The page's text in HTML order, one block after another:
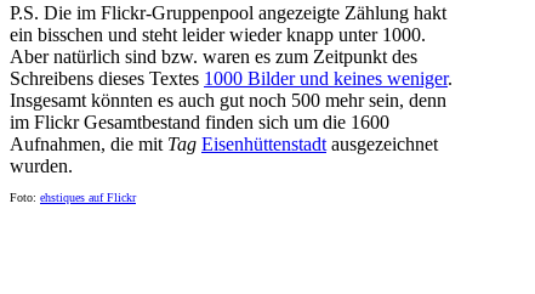
P.S. Die im Flickr-Gruppenpool angezeigte Zählung hakt
ein bisschen und steht leider wieder knapp unter 1000.
Aber natürlich sind bzw. waren es zum Zeitpunkt des
Schreibens dieses Textes 1000 Bilder und keines weniger.
Insgesamt könnten es auch gut noch 500 mehr sein, denn
im Flickr Gesamtbestand finden sich um die 1600
Aufnahmen, die mit Tag Eisenhüttenstadt ausgezeichnet
wurden.
Foto: ehstiques auf Flickr